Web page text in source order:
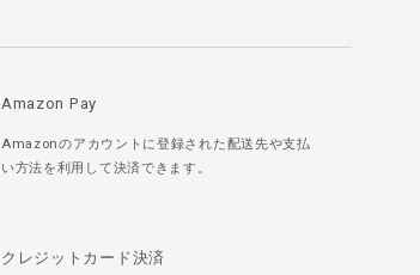
Amazon Pay
Amazonのアカウントに登録された配送先や支払
い方法を利用して決済できます。
クレジットカード決済